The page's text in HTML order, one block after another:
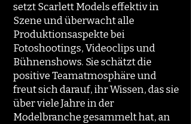
setzt Scarlett Models effektiv in
Szene und überwacht alle
Produktionsaspekte bei
Fotoshootings, Videoclips und
Bühnenshows. Sie schätzt die
positive Teamatmosphäre und
freut sich darauf, ihr Wissen, das sie
über viele Jahre in der
Modelbranche gesammelt hat, an